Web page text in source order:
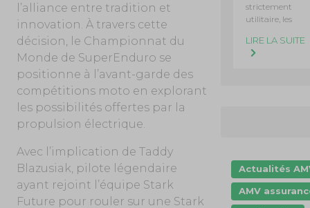
l’alliance entre tradition et
innovation. À travers cette
décision, le Championnat du
Monde de SuperEnduro se
positionne à l’avant-garde des
compétitions moto en explorant
les possibilités offertes par la
propulsion électrique.
Avec l’implication de Taddy
Blazusiak, pilote légendaire
ayant rejoint l’équipe Stark
Future pour rouler sur une Stark
strictement
utilitaire, les
LIRE LA SUITE
Actualités
AMV